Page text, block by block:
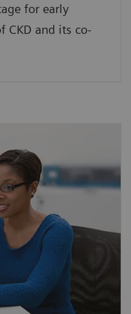
for early
CKD and its co-